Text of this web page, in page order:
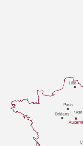
Paris
Orléans
L
Auxerre
Lille
1H30